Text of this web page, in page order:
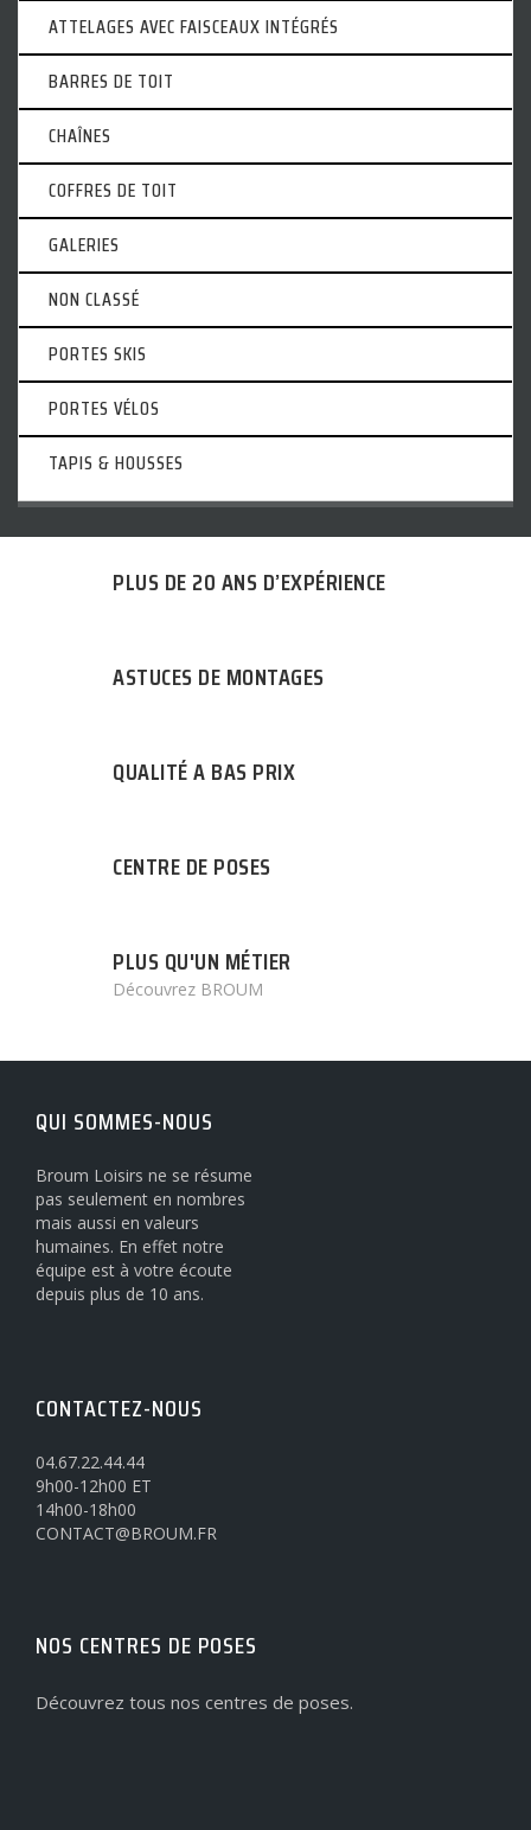
ATTELAGES AVEC FAISCEAUX INTÉGRÉS
BARRES DE TOIT
CHAÎNES
COFFRES DE TOIT
GALERIES
NON CLASSÉ
PORTES SKIS
PORTES VÉLOS
TAPIS & HOUSSES
PLUS DE 20 ANS D’EXPÉRIENCE
ASTUCES DE MONTAGES
QUALITÉ A BAS PRIX
CENTRE DE POSES
PLUS QU'UN MÉTIER
Découvrez BROUM
QUI SOMMES-NOUS
Broum Loisirs ne se résume
pas seulement en nombres
mais aussi en valeurs
humaines. En effet notre
équipe est à votre écoute
depuis plus de 10 ans.
CONTACTEZ-NOUS
04.67.22.44.44
9h00-12h00 ET
14h00-18h00
CONTACT@BROUM.FR
NOS CENTRES DE POSES
Découvrez tous nos centres de poses.